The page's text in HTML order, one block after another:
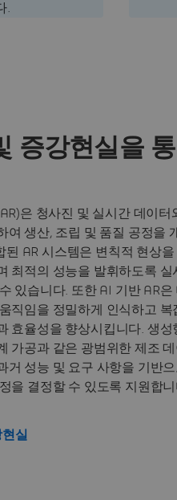
.
증강현실을
은 청사진 및 실시간 데이터
여 생산, 조립 및 품질 공정을
된 AR 시스템은 변칙적 현상
최적의 성능을 발휘하도록 실
있습니다. 또한 AI 기반 AR은
직임을 정밀하게 인식하고 복
효율성을 향상시킵니다. 생성
가공과 같은 광범위한 제조
거 성능 및 요구 사항을 기반
을 결정할 수 있도록 지원합니
실